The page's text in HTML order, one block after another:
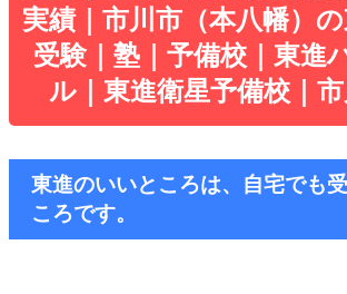
実績｜市川市（本八幡）
受験｜塾｜予備校｜東進
ル｜東進衛星予備校｜
東進のいいところは、自宅でも
ころです。